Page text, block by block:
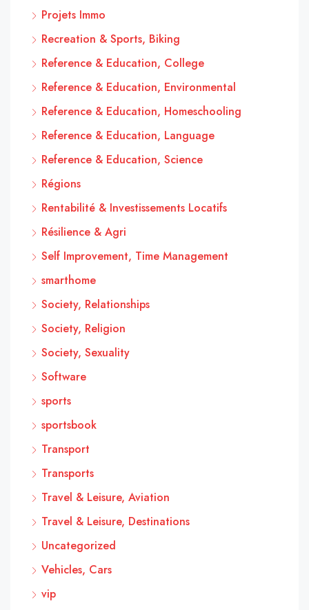
Projets Immo
Recreation & Sports, Biking
Reference & Education, College
Reference & Education, Environmental
Reference & Education, Homeschooling
Reference & Education, Language
Reference & Education, Science
Régions
Rentabilité & Investissements Locatifs
Résilience & Agri
Self Improvement, Time Management
smarthome
Society, Relationships
Society, Religion
Society, Sexuality
Software
sports
sportsbook
Transport
Transports
Travel & Leisure, Aviation
Travel & Leisure, Destinations
Uncategorized
Vehicles, Cars
vip